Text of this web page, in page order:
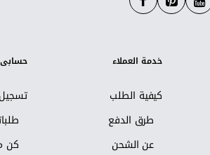
خدمة العملاء
كيفية الطلب
طرق الدفع
عن الشحن
حسابي
كن